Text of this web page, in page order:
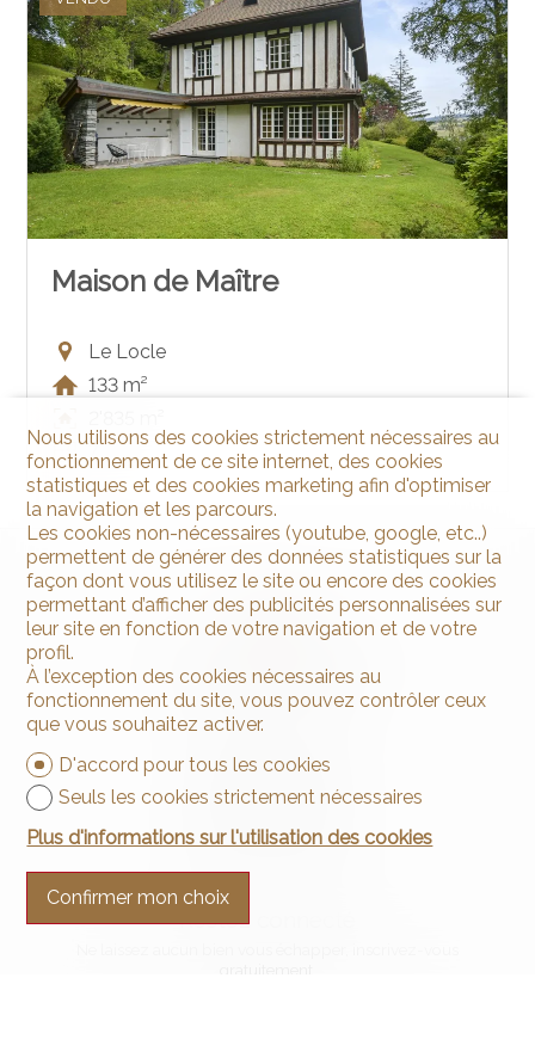
Maison de Maître
Le Locle
133 m²
7
Contactez-nous
Arnaud & Zbinden Sàrl
Rue de la Poste 1
Tél. +41 32 835 30 05
Restez connecté
Nous utilisons des cookies strictement nécessaires au
fonctionnement de ce site internet, des cookies
statistiques et des cookies marketing afin d'optimiser
la navigation et les parcours.
Les cookies non-nécessaires (youtube, google, etc..)
permettent de générer des données statistiques sur la
façon dont vous utilisez le site ou encore des cookies
permettant d’afficher des publicités personnalisées sur
leur site en fonction de votre navigation et de votre
profil.
À l’exception des cookies nécessaires au
fonctionnement du site, vous pouvez contrôler ceux
que vous souhaitez activer.
D'accord pour tous les cookies
Seuls les cookies strictement nécessaires
Plus d'informations sur l'utilisation des cookies
Confirmer mon choix